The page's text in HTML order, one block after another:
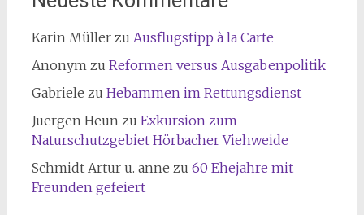
Karin Müllerzu Ausflugstipp à la Carte
Anonymzu Reformen versus Ausgabenpolitik
Gabriele zu Hebammen im Rettungsdienst
Juergen Heunzu Exkursion zum
Naturschutzgebiet Hörbacher Viehweide
Schmidt Artur u. anne zu 60 Ehejahre mit
Freunden gefeiert